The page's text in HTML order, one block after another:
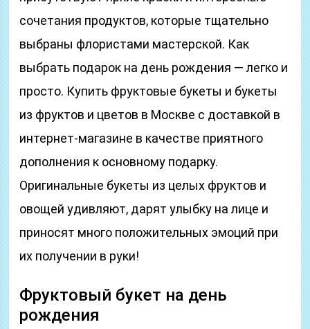
сочетания продуктов, которые тщательно
выбраны флористами мастерской. Как
выбрать подарок на день рождения — легко и
просто. Купить фруктовые букеты и букеты
из фруктов и цветов в Москве с доставкой в
интернет-магазине в качестве приятного
дополнения к основному подарку.
Оригинальные букеты из целых фруктов и
овощей удивляют, дарят улыбку на лице и
приносят много положительных эмоций при
их получении в руки!
Фруктовый букет на день
рождения